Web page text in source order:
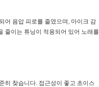
어 음압 피로를 줄였으며, 마이크 감
줄이는 튜닝이 적용되어 있어 노래를
히 찾습니다. 접근성이 좋고 초이스